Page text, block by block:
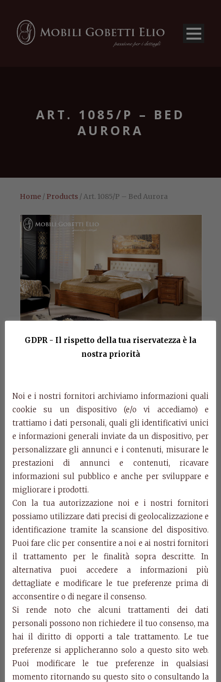
ART. 1085/P – BED
AURORA
Home / Products / Art. 1085/P – Bed Aurora
Art. 1085/P – Bed
Aurora
Art. 1085/P
Double bed with upholstered headboard (total
dimensions 165 x 198)
cm. W. 171 – D. 204 – H. 108
Art. 1081/P
Bedside table with inlay, 3 drawers
cm. W. 60 – D. 40 – H. 68
Categories: Aurora Collection, Products
Related Products
GDPR - Il rispetto della tua riservatezza è la
nostra priorità
Noi e i nostri fornitori archiviamo informazioni quali
cookie su un dispositivo (e/o vi accediamo) e
trattiamo i dati personali, quali gli identificativi unici
e informazioni generali inviate da un dispositivo, per
personalizzare gli annunci e i contenuti, misurare le
prestazioni di annunci e contenuti, ricavare
informazioni sul pubblico e anche per sviluppare e
migliorare i prodotti.
Con la tua autorizzazione noi e i nostri fornitori
possiamo utilizzare dati precisi di geolocalizzazione e
identificazione tramite la scansione del dispositivo.
Puoi fare clic per consentire a noi e ai nostri fornitori
il trattamento per le finalità sopra descritte. In
alternativa puoi accedere a informazioni più
dettagliate e modificare le tue preferenze prima di
acconsentire o di negare il consenso.
Si rende noto che alcuni trattamenti dei dati
personali possono non richiedere il tuo consenso, ma
hai il diritto di opporti a tale trattamento. Le tue
preferenze si applicheranno solo a questo sito web.
Puoi modificare le tue preferenze in qualsiasi
momento ritornando su questo sito o consultando la